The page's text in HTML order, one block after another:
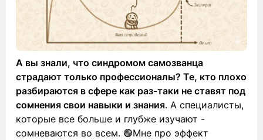
А вы знали, что синдромом самозванца
страдают только профессионалы? Те, кто плохо
разбираются в сфере как раз-таки не ставят под
сомнения свои навыки и знания. А специалисты,
которые все больше и глубже изучают -
сомневаются во всем. 🟣Мне про эффект